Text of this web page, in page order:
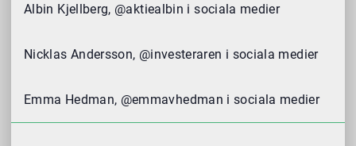
Albin Kjellberg, @aktiealbin i sociala medier
Nicklas Andersson, @investeraren i sociala medier
Emma Hedman, @emmavhedman i sociala medier